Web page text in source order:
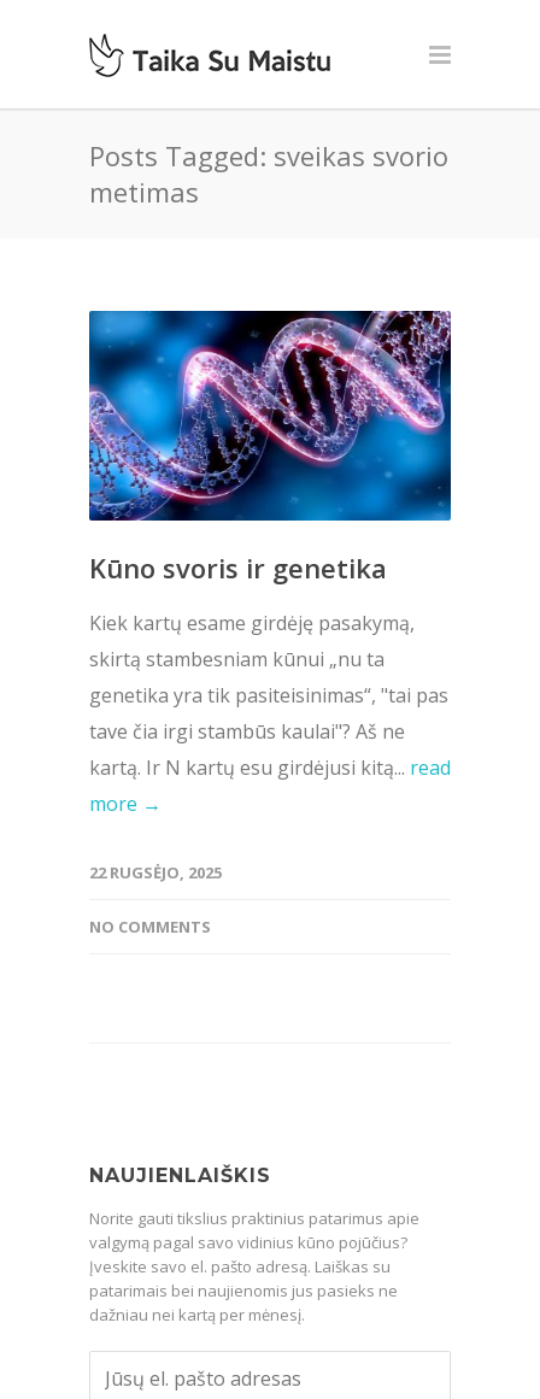
Posts Tagged: sveikas svorio
metimas
Kūno svoris ir genetika
Kiek kartų esame girdėję pasakymą,
skirtą stambesniam kūnui „nu ta
genetika yra tik pasiteisinimas“, "tai pas
tave čia irgi stambūs kaulai"? Aš ne
kartą. Ir N kartų esu girdėjusi kitą... read
more →
22 RUGSĖJO, 2025
NO COMMENTS
NAUJIENLAIŠKIS
Norite gauti tikslius praktinius patarimus apie
valgymą pagal savo vidinius kūno pojūčius?
Įveskite savo el. pašto adresą. Laiškas su
patarimais bei naujienomis jus pasieks ne
dažniau nei kartą per mėnesį.